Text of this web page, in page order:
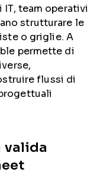
team operativi
strutturare le
o griglie. A
permette di
flussi di
valida